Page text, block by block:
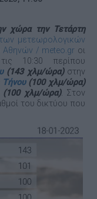
χώρα την Τετάρτη
μετεωρολογικών
Αθηνών / meteo.gr οι
10:30 περίπου
(143 χλμ/ώρα)στην
Τήνου(100 χλμ/ώρα)
χλμ/ώρα). Στον
του δικτύου που